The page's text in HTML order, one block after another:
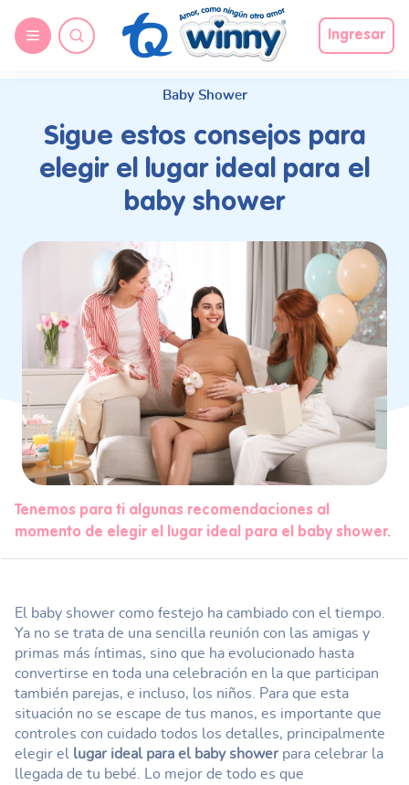
Ingresar
Baby Shower
Sigue estos consejos para
elegir el lugar ideal para el
baby shower
Tenemos para ti algunas recomendaciones al
momento de elegir el lugar ideal para el baby shower.
El baby shower como festejo ha cambiado con el tiempo.
Ya no se trata de una sencilla reunión con las amigas y
primas más íntimas, sino que ha evolucionado hasta
convertirse en toda una celebración en la que participan
también parejas, e incluso, los niños. Para que esta
situación no se escape de tus manos, es importante que
controles con cuidado todos los detalles, principalmente
elegir el lugar ideal para el baby shower para celebrar la
llegada de tu bebé. Lo mejor de todo es que